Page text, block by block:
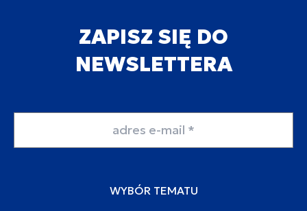
ZAPISZ SIĘ DO
NEWSLETTERA
WYBÓR TEMATU